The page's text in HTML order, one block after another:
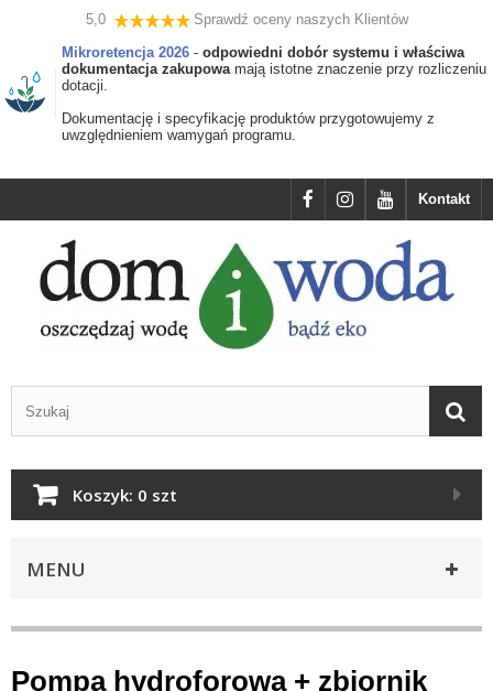
5,0
Sprawdź oceny naszych Klientów
Mikroretencja 2026 - odpowiedni dobór systemu i właściwa
dokumentacja zakupowamają istotne znaczenie przy rozliczeniu
dotacji.
Dokumentację i specyfikację produktów przygotowujemy z
uwzględnieniem wamygań programu.
Kontakt
Koszyk: 0 szt
MENU
Pompa hydroforowa + zbiornik